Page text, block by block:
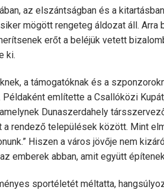
az elszántságban és a
mögött rengeteg áldozat áll. Arra
erőt a beléjük vetett
ki.
a támogatóknak és a
említette a Csallóközi
Dunaszerdahely
rendező települések között. Mint
Hiszen a város jövője nem
emberek abban, amit együtt
sportéletét méltatta,